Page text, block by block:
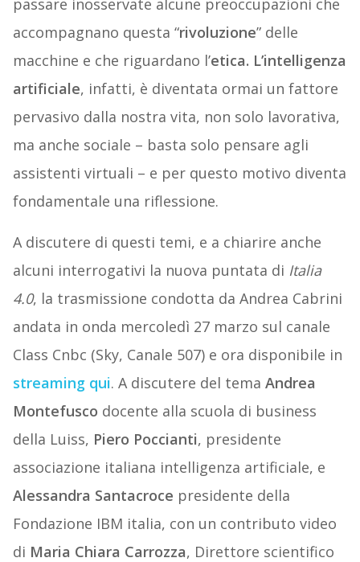
passare inosservate alcune preoccupazioni che
accompagnano questa “rivoluzione” delle
macchine e che riguardano l’etica. L’intelligenza
artificiale, infatti, è diventata ormai un fattore
pervasivo dalla nostra vita, non solo lavorativa,
ma anche sociale – basta solo pensare agli
assistenti virtuali – e per questo motivo diventa
fondamentale una riflessione.
A discutere di questi temi, e a chiarire anche
alcuni interrogativi la nuova puntata di Italia
4.0, la trasmissione condotta da Andrea Cabrini
andata in onda mercoledì 27 marzo sul canale
Class Cnbc (Sky, Canale 507) e ora disponibile in
streaming qui. A discutere del tema Andrea
Montefusco docente alla scuola di business
della Luiss, Piero Poccianti, presidente
associazione italiana intelligenza artificiale, e
Alessandra Santacroce presidente della
Fondazione IBM italia, con un contributo video
di Maria Chiara Carrozza, Direttore scientifico